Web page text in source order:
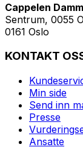
Cappelen Damm
Sentrum, 0055
0161 Oslo
KONTAKT
Min side
Send inn
Presse
Ansatte